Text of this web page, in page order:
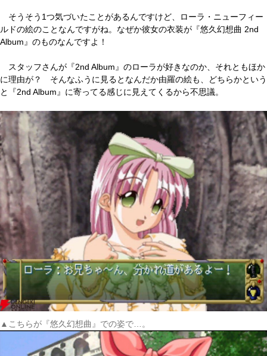
そうそう1つ気づいたことがあるんですけど、ローラ・ニューフィー
ルドの絵のことなんですがね。なぜか彼女の衣装が『悠久幻想曲 2nd
Album』のものなんですよ！
スタッフさんが『2nd Album』のローラが好きなのか、それともほか
に理由が？ そんなふうに見るとなんだか由羅の絵も、どちらかという
と『2nd Album』に寄ってる感じに見えてくるから不思議。
▲こちらが『悠久幻想曲』での姿で…。